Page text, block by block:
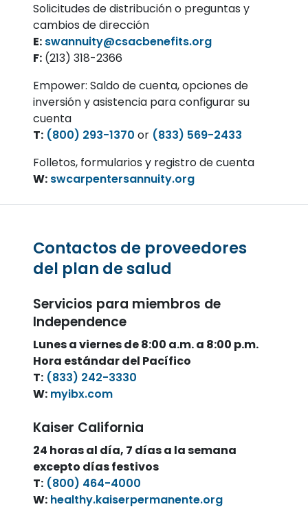
Solicitudes de distribución o preguntas y
cambios de dirección
E: swannuity@csacbenefits.org
F: (213) 318-2366
Empower: Saldo de cuenta, opciones de
inversión y asistencia para configurar su
cuenta
T: (800) 293-1370 or (833) 569-2433
Folletos, formularios y registro de cuenta
W: swcarpentersannuity.org
Contactos de proveedores
del plan de salud
Servicios para miembros de
Independence
Lunes a viernes de 8:00 a.m. a 8:00 p.m.
Hora estándar del Pacífico
T: (833) 242-3330
W: myibx.com
Kaiser California
24 horas al día, 7 días a la semana
excepto días festivos
T: (800) 464-4000
W: healthy.kaiserpermanente.org